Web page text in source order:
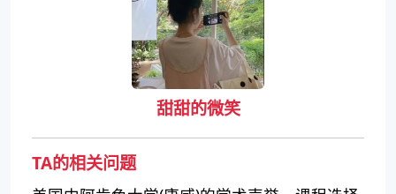
甜甜的微笑
TA的相关问题